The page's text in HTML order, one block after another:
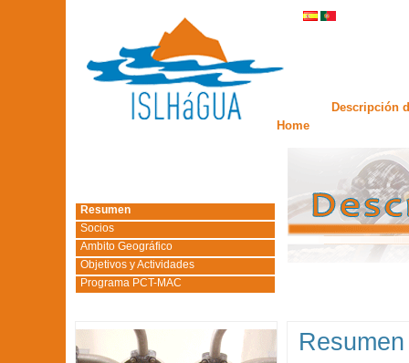
Home
Descripción
Resumen
Socios
Ambito Geográfico
Objetivos y Actividades
Programa PCT-MAC
Resumen